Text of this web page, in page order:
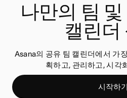
나만의 팀
캘린더
Asana의 공유 팀 캘린더에서 가
획하고, 관리하고, 시각
시작하기